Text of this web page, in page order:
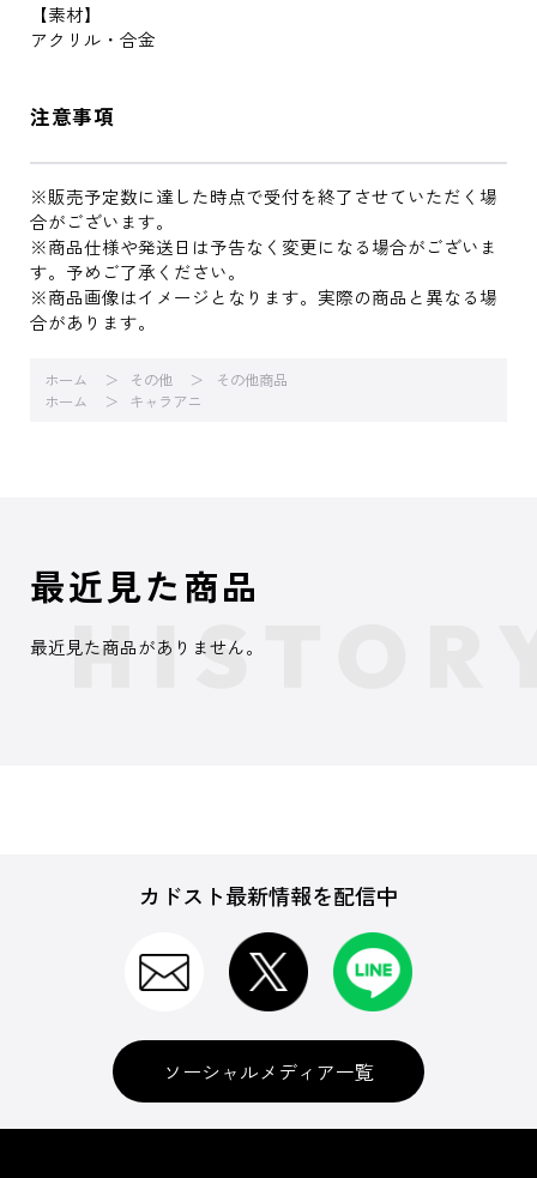
【素材】
アクリル・合金
注意事項
※販売予定数に達した時点で受付を終了させていただく場
合がございます。
※商品仕様や発送日は予告なく変更になる場合がございま
す。予めご了承ください。
※商品画像はイメージとなります。実際の商品と異なる場
合があります。
ホーム その他
その他商品
ホーム
キャラアニ
最近見た商品
最近見た商品がありません。
カドスト最新情報を配信中
ソーシャルメディア一覧